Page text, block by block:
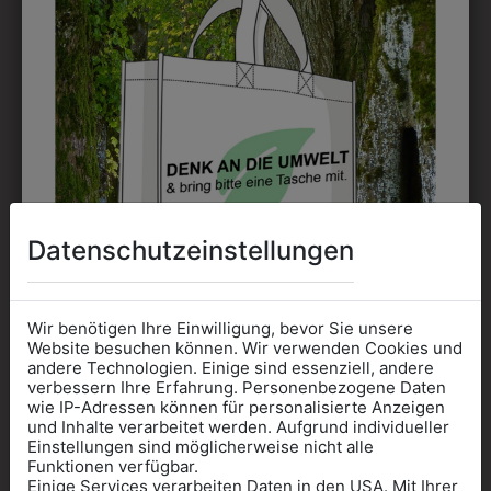
0TW569401
KINDERWESTE MIT
SCHULLOGO
€ 58,90
0TW02102055
KINDER SWEATER
MIT SCHULLOGO
€ 24,90
Datenschutzeinstellungen
Wir benötigen Ihre Einwilligung, bevor Sie unsere
Website besuchen können. Wir verwenden Cookies und
andere Technologien. Einige sind essenziell, andere
verbessern Ihre Erfahrung. Personenbezogene Daten
wie IP-Adressen können für personalisierte Anzeigen
und Inhalte verarbeitet werden. Aufgrund individueller
Einstellungen sind möglicherweise nicht alle
Funktionen verfügbar.
Einige Services verarbeiten Daten in den USA. Mit Ihrer
Informationen wenn Sie
Kleidung